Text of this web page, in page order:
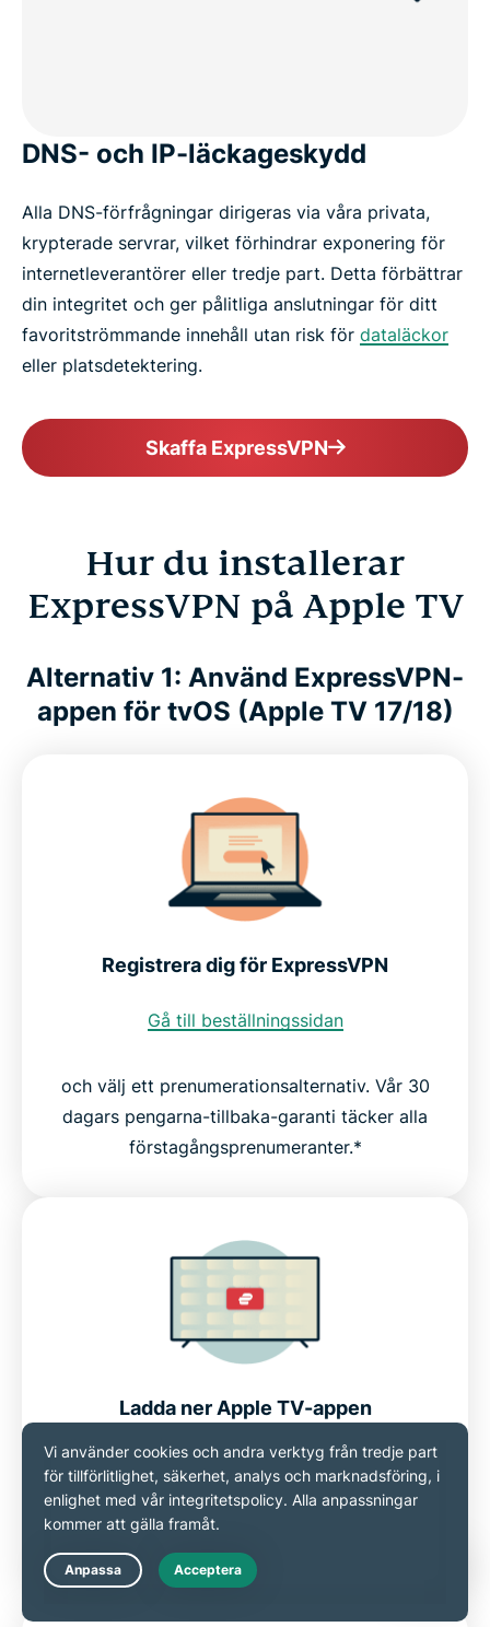
DNS- och IP-läckageskydd
Alla DNS-förfrågningar dirigeras via våra privata,
krypterade servrar, vilket förhindrar exponering för
internetleverantörer eller tredje part. Detta förbättrar
din integritet och ger pålitliga anslutningar för ditt
favoritströmmande innehåll utan risk för dataläckor
eller platsdetektering.
Skaffa ExpressVPN
Hur du installerar
ExpressVPN på Apple TV
Alternativ 1: Använd ExpressVPN-
appen för tvOS (Apple TV 17/18)
Registrera dig för ExpressVPN
Gå till beställningssidan
och välj ett prenumerationsalternativ. Vår 30
dagars pengarna-tillbaka-garanti täcker alla
förstagångsprenumeranter.*
Ladda ner Apple TV-appen
Gå till App Store på din Apple TV och sök
efter ExpressVPN. Välj appen och klicka på
Hämta för att installera. Ingen ytterligare
installation krävs.